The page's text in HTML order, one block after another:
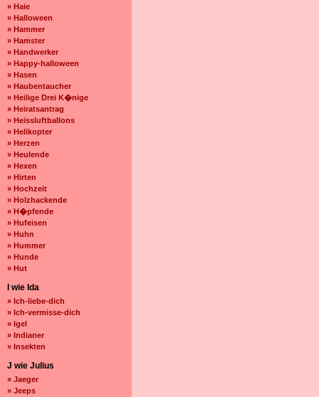
» Haie
» Halloween
» Hammer
» Hamster
» Handwerker
» Happy-halloween
» Hasen
» Haubentaucher
» Heilige Drei K�nige
» Heiratsantrag
» Heissluftballons
» Helikopter
» Herzen
» Heulende
» Hexen
» Hirten
» Hochzeit
» Holzhackende
» H�pfende
» Hufeisen
» Huhn
» Hummer
» Hunde
» Hut
I wie Ida
» Ich-liebe-dich
» Ich-vermisse-dich
» Igel
» Indianer
» Insekten
J wie Julius
» Jaeger
» Jeeps